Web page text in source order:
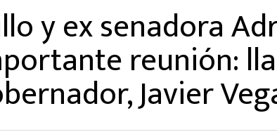
y ex senadora
reunión:
Javier